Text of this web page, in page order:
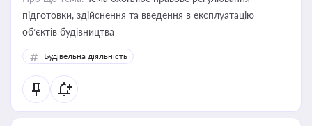
підготовки, здійснення та введення в експлуатацію
об’єктів будівництва
Будівельна діяльність